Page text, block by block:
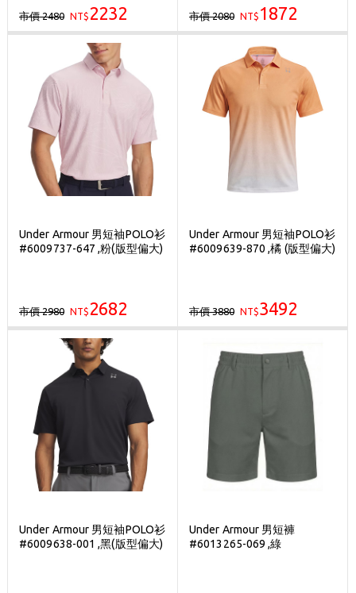
市價 2480 NT$ 2232 市價 2080 NT$ 1872
Under Armour 男短袖POLO衫
#6009737-647 ,粉(版型偏大)
市價 2980 NT$ 2682
Under Armour 男短袖POLO衫
#6009639-870 ,橘 (版型偏大)
市價 3880 NT$3492
Under Armour 男短袖POLO衫
#6009638-001 ,黑(版型偏大)
Under Armour 男短褲
#6013265-069 ,綠